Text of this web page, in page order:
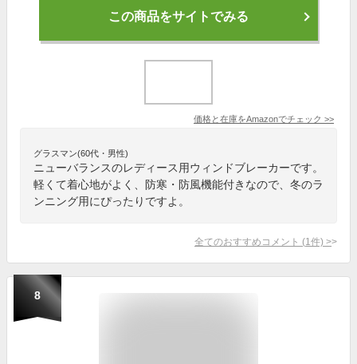
この商品をサイトでみる
価格と在庫をAmazonでチェック >>
グラスマン(60代・男性)
ニューバランスのレディース用ウィンドブレーカーです。
軽くて着心地がよく、防寒・防風機能付きなので、冬のラ
ンニング用にぴったりですよ。
全てのおすすめコメント (1 件) >
8